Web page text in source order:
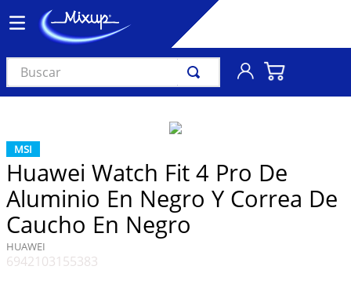
Buscar
MSI
Huawei Watch Fit 4 Pro De
Aluminio En Negro Y Correa De
Caucho En Negro
HUAWEI
6942103155383
3 .
audífonos
4 .
madonna
5 .
ariana grande
6.
bts